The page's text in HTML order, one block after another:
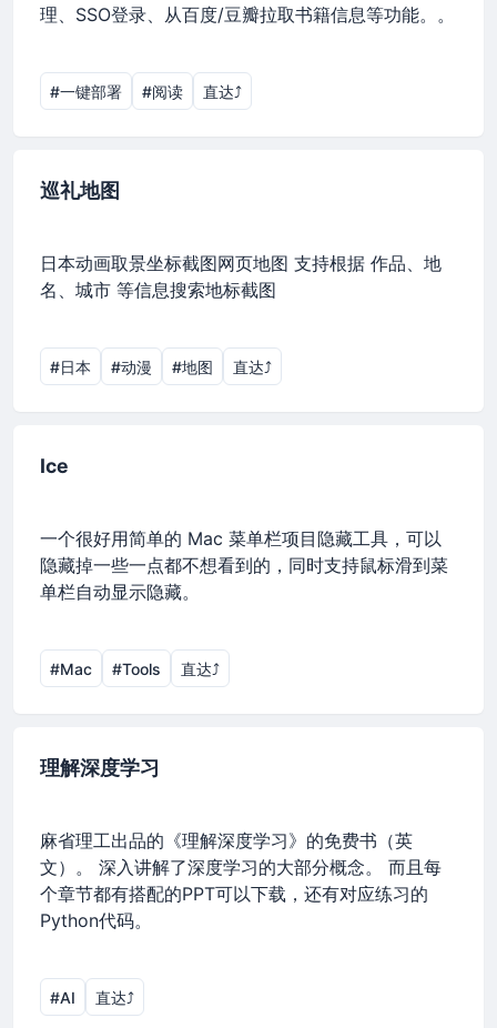
理、SSO登录、从百度/豆瓣拉取书籍信息等功能。。
#一键部署 #阅读 直达⤴︎
巡礼地图
日本动画取景坐标截图网页地图 支持根据 作品、地
名、城市 等信息搜索地标截图
#日本 #动漫 #地图 直达⤴︎
Ice
一个很好用简单的 Mac 菜单栏项目隐藏工具，可以
隐藏掉一些一点都不想看到的，同时支持鼠标滑到菜
单栏自动显示隐藏。
#Mac #Tools 直达⤴︎
理解深度学习
麻省理工出品的《理解深度学习》的免费书（英
文）。 深入讲解了深度学习的大部分概念。 而且每
个章节都有搭配的PPT可以下载，还有对应练习的
Python代码。
#AI 直达⤴︎